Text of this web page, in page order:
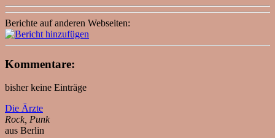
Berichte auf anderen Webseiten:
Kommentare:
bisher keine Einträge
Die Ärzte
Rock, Punk
aus Berlin